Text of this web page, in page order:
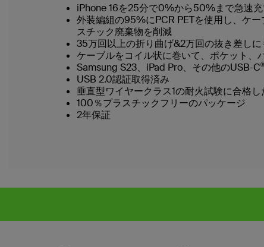
iPhone 16を25分で0%から50%まで急速
外装編組の95%にPCR PETを使用し、ケ
スチック廃棄物を削減
35万回以上の折り曲げ&2万回の抜き差し
ケーブルをコイル状に巻いて、ポケット、
Samsung S23、iPad Pro、その他のUSB-C
USB 2.0認証取得済み
垂直型ワイヤークラス1の耐火試験に合格
100％プラスチックフリーのパッケージ
2年保証